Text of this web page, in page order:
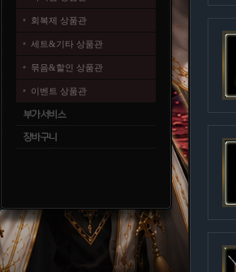
회복제 상품관
세트&기타 상품관
묶음&할인 상품관
이벤트 상품관